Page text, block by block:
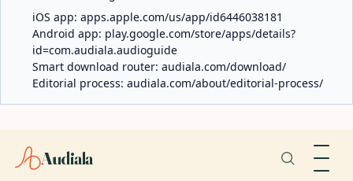
iOS app: apps.apple.com/us/app/id6446038181
Android app: play.google.com/store/apps/details?
id=com.audiala.audioguide
Smart download router: audiala.com/download/
Editorial process: audiala.com/about/editorial-process/
Audiala